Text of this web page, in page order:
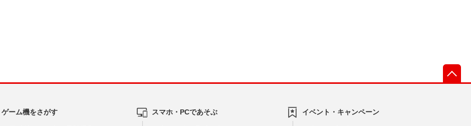
ゲーム機をさがす スマホ・PCであそぶ イベント・キャンペーン